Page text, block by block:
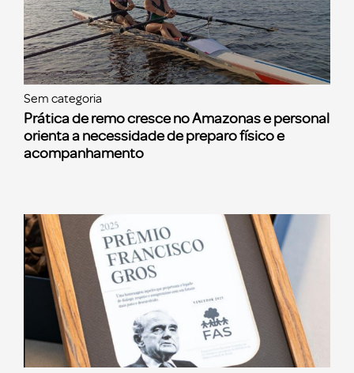
Sem categoria
Prática de remo cresce no Amazonas e personal
orienta a necessidade de preparo físico e
acompanhamento